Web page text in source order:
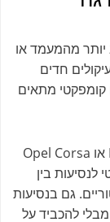
מהמעמד או
חדים
קומפקטי מתאים
רכבים מסוג Fiat Panda, Fiat 500, VW Polo או Opel Corsa
לנסיעות בין
גם בנסיעות
להכביד על